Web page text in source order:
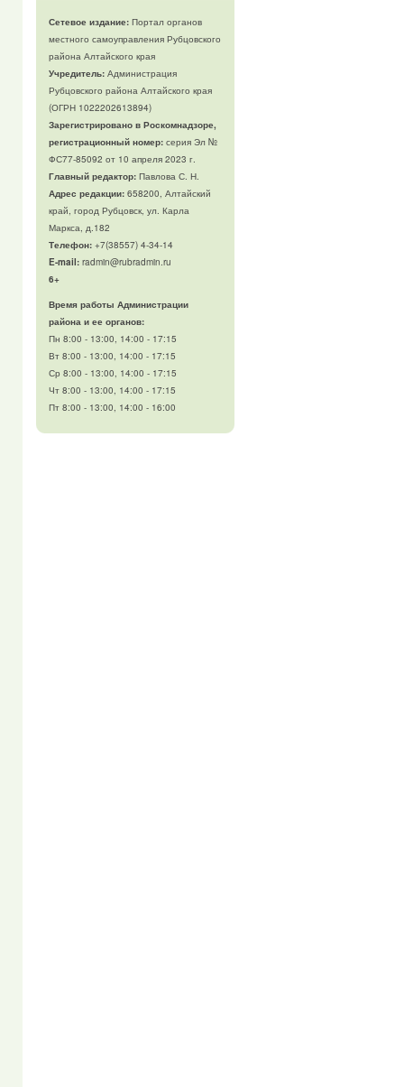
Сетевое издание:Портал органов
местного самоуправления Рубцовского
района Алтайского края
Учредитель:Администрация
Рубцовского района Алтайского края
(ОГРН 1022202613894)
Зарегистрировано в Роскомнадзоре,
регистрационный номер:серия Эл №
ФС77-85092 от 10 апреля 2023 г.
Главный редактор:Павлова С. Н.
Адрес редакции:658200, Алтайский
край, город Рубцовск, ул. Карла
Маркса, д.182
Телефон:+7(38557) 4-34-14
E-mail:radmin@rubradmin.ru
6+
Время работы Администрации
района и ее органов:
Пн 8:00 - 13:00, 14:00 - 17:15
Вт 8:00 - 13:00, 14:00 - 17:15
Ср 8:00 - 13:00, 14:00 - 17:15
Чт 8:00 - 13:00, 14:00 - 17:15
Пт 8:00 - 13:00, 14:00 - 16:00